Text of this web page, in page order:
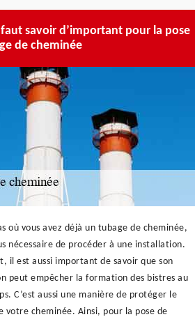
faut savoir d’important pour la pose
de cheminée
où vous avez déjà un tubage de cheminée,
nécessaire de procéder à une installation.
il est aussi important de savoir que son
peut empêcher la formation des bistres au
C’est aussi une manière de protéger le
votre cheminée. Ainsi, pour la pose de